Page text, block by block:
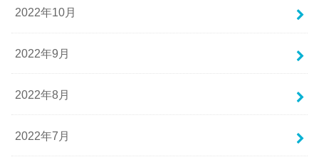
2022年10月
2022年9月
2022年8月
2022年7月